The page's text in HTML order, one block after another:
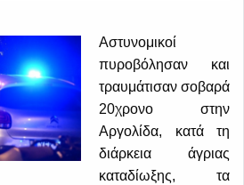
Αστυνομικοί
πυροβόλησαν και
τραυμάτισαν σοβαρά
20χρονο στην
Αργολίδα, κατά τη
διάρκεια άγριας
καταδίωξης, τα